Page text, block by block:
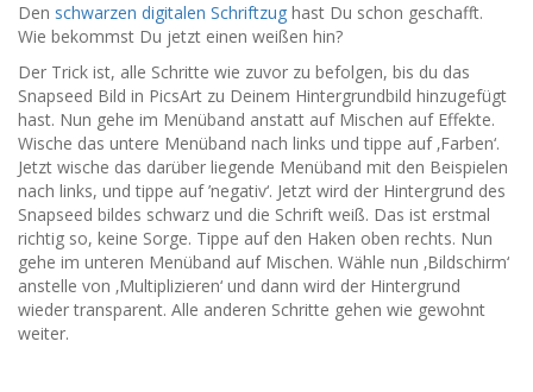
Den schwarzen digitalen Schriftzug hast Du schon geschafft.
Wie bekommst Du jetzt einen weißen hin?
Der Trick ist, alle Schritte wie zuvor zu befolgen, bis du das
Snapseed Bild in PicsArt zu Deinem Hintergrundbild hinzugefügt
hast. Nun gehe im Menüband anstatt auf Mischen auf Effekte.
Wische das untere Menüband nach links und tippe auf ‚Farben‘.
Jetzt wische das darüber liegende Menüband mit den Beispielen
nach links, und tippe auf ’negativ‘. Jetzt wird der Hintergrund des
Snapseed bildes schwarz und die Schrift weiß. Das ist erstmal
richtig so, keine Sorge. Tippe auf den Haken oben rechts. Nun
gehe im unteren Menüband auf Mischen. Wähle nun ‚Bildschirm‘
anstelle von ‚Multiplizieren‘ und dann wird der Hintergrund
wieder transparent. Alle anderen Schritte gehen wie gewohnt
weiter.